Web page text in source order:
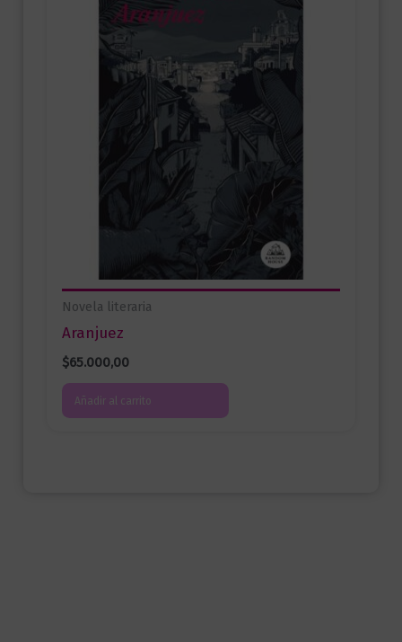
Novela literaria
Aranjuez
$65.000,00
Añadir al carrito